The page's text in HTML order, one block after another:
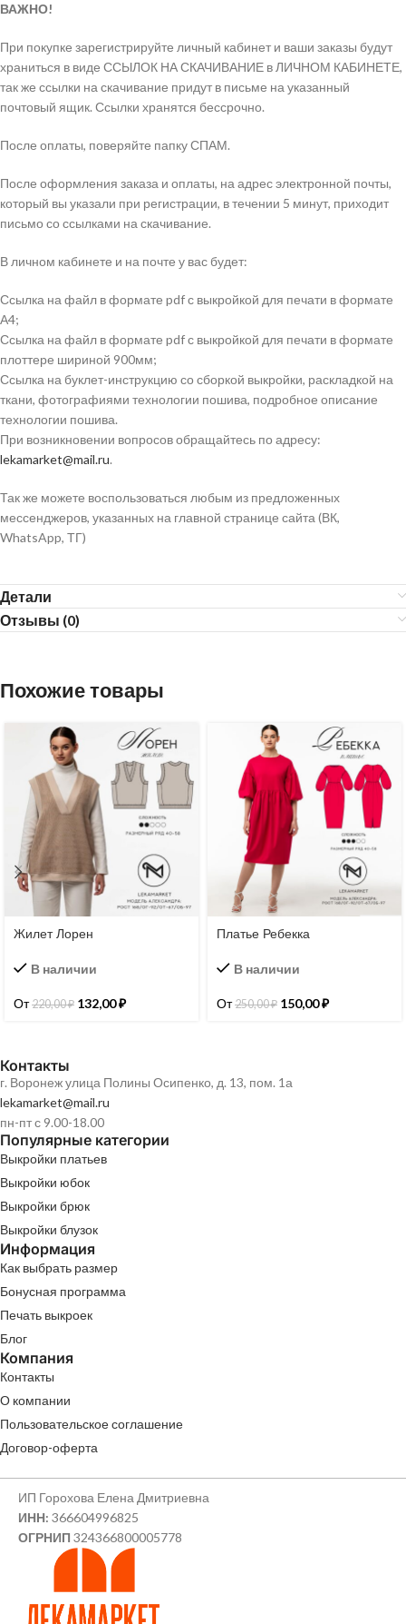
ВАЖНО!
При покупке зарегистрируйте личный кабинет и ваши заказы будут
храниться в виде ССЫЛОК НА СКАЧИВАНИЕ в ЛИЧНОМ КАБИНЕТЕ,
так же ссылки на скачивание придут в письме на указанный
почтовый ящик. Ссылки хранятся бессрочно.
После оплаты, поверяйте папку СПАМ.
После оформления заказа и оплаты, на адрес электронной почты,
который вы указали при регистрации, в течении 5 минут, приходит
письмо со ссылками на скачивание.
В личном кабинете и на почте у вас будет:
Ссылка на файл в формате pdf с выкройкой для печати в формате
А4;
Ссылка на файл в формате pdf с выкройкой для печати в формате
плоттере шириной 900мм;
Ссылка на буклет-инструкцию со сборкой выкройки, раскладкой на
ткани, фотографиями технологии пошива, подробное описание
технологии пошива.
При возникновении вопросов обращайтесь по адресу:
lekamarket@mail.ru.
Так же можете воспользоваться любым из предложенных
мессенджеров, указанных на главной странице сайта (ВК,
WhatsApp, ТГ)
Детали
Отзывы (0)
Похожие товары
Жилет Лорен
В наличии
От220,00₽ 132,00₽
Платье Ребекка
В наличии
От250,00₽ 150,00₽
Контакты
г. Воронеж улица Полины Осипенко, д. 13, пом. 1а
lekamarket@mail.ru
пн-пт с 9.00-18.00
Популярные категории
Выкройки платьев
Выкройки юбок
Выкройки брюк
Выкройки блузок
Информация
Как выбрать размер
Бонусная программа
Печать выкроек
Блог
Компания
Контакты
О компании
Пользовательское соглашение
Договор-оферта
ИП Горохова Елена Дмитриевна
ИНН: 366604996825
ОГРНИП 324366800005778